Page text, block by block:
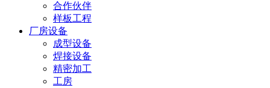
合作伙伴
样板工程
厂房设备
成型设备
焊接设备
精密加工
工房